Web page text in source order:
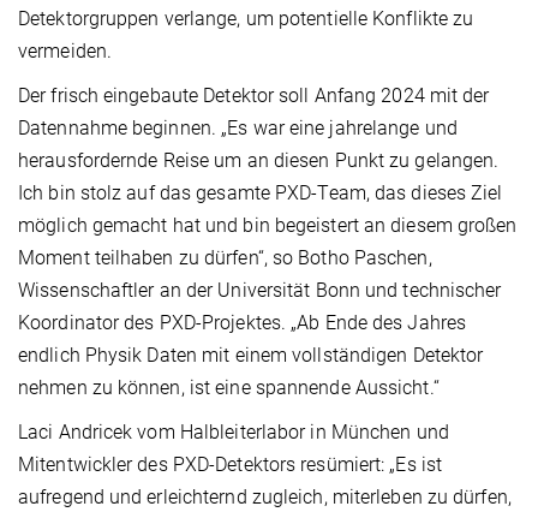
Detektorgruppen verlange, um potentielle Konflikte zu
vermeiden.
Der frisch eingebaute Detektor soll Anfang 2024 mit der
Datennahme beginnen. „Es war eine jahrelange und
herausfordernde Reise um an diesen Punkt zu gelangen.
Ich bin stolz auf das gesamte PXD-Team, das dieses Ziel
möglich gemacht hat und bin begeistert an diesem großen
Moment teilhaben zu dürfen“, so Botho Paschen,
Wissenschaftler an der Universität Bonn und technischer
Koordinator des PXD-Projektes. „Ab Ende des Jahres
endlich Physik Daten mit einem vollständigen Detektor
nehmen zu können, ist eine spannende Aussicht.“
Laci Andricek vom Halbleiterlabor in München und
Mitentwickler des PXD-Detektors resümiert: „Es ist
aufregend und erleichternd zugleich, miterleben zu dürfen,